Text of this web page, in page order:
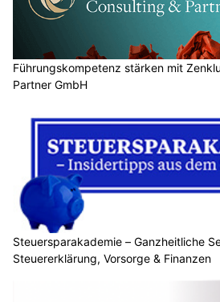
22.08.25 VON BELMEDIA REDAKTION
Live Content gewinnt im Marketing
Bedeutung. Unternehmen nutzen
in Echtzeit zu präsentieren, mit ihrer
interagieren und Engagement zu
klassische On-Demand-Videos
spontane Reaktionen auf